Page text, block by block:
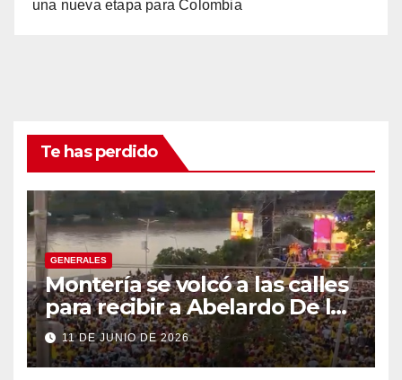
una nueva etapa para Colombia
Te has perdido
GENERALES
Montería se volcó a las calles
para recibir a Abelardo De la
Espriella
11 DE JUNIO DE 2026